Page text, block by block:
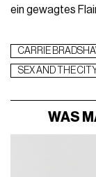
ein gewagtes
CARRIE
SEX AND THE
WAS